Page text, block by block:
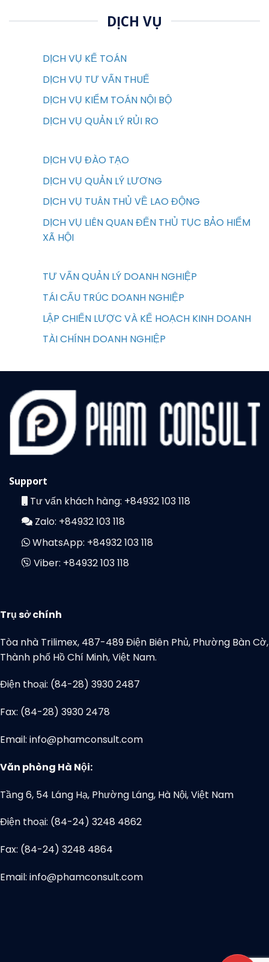
DỊCH VỤ
DỊCH VỤ KẾ TOÁN
DỊCH VỤ TƯ VẤN THUẾ
DỊCH VỤ KIỂM TOÁN NỘI BỘ
DỊCH VỤ QUẢN LÝ RỦI RO
DỊCH VỤ ĐÀO TẠO
DỊCH VỤ QUẢN LÝ LƯƠNG
DỊCH VỤ TUÂN THỦ VỀ LAO ĐỘNG
DỊCH VỤ LIÊN QUAN ĐẾN THỦ TỤC BẢO HIỂM
XÃ HỘI
TƯ VẤN QUẢN LÝ DOANH NGHIỆP
TÁI CẤU TRÚC DOANH NGHIỆP
LẬP CHIẾN LƯỢC VÀ KẾ HOẠCH KINH DOANH
TÀI CHÍNH DOANH NGHIỆP
Support
Tư vấn khách hàng: +84932 103 118
Zalo: +84932 103 118
WhatsApp: +84932 103 118
Viber: +84932 103 118
Trụ sở chính
Tòa nhà Trilimex, 487-489 Điện Biên Phủ, Phường Bàn Cờ,
Thành phố Hồ Chí Minh, Việt Nam.
Điện thoại: (84-28) 3930 2487
Fax: (84-28) 3930 2478
Email: info@phamconsult.com
Văn phòng Hà Nội:
Tầng 6, 54 Láng Hạ, Phường Láng, Hà Nội, Việt Nam
Điện thoại: (84-24) 3248 4862
Fax: (84-24) 3248 4864
Email: info@phamconsult.com